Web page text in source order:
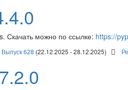
Скачать можно по ссылке: https://
Выпуск 628 (22.12.2025 - 28.12.2025)